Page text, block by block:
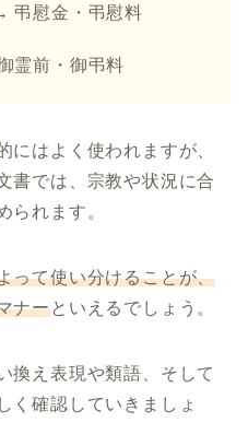
弔慰金・弔慰料
霊前・御弔料
にはよく使われますが、
書では、宗教や状況に合
られます。
って使い分けることが、
ナーといえるでしょう。
換え表現や類語、そして
く確認していきましょ